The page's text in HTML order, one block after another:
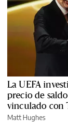
La UEFA
precio de
vinculado con
Matt Hughes